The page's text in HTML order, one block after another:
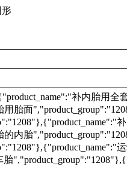
补内胎用全
胎面
的内胎